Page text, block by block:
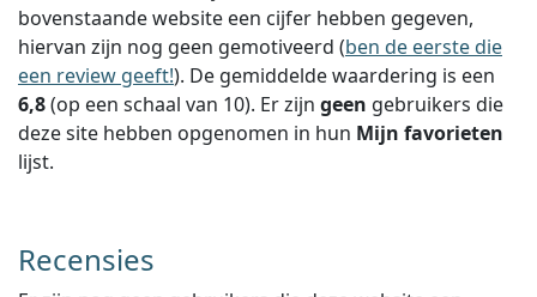
bovenstaande website een cijfer hebben gegeven,
hiervan zijn nog geen gemotiveerd (ben de eerste die
een review geeft!). De gemiddelde waardering is een
6,8(op een schaal van 10). Er zijn geen gebruikers die
deze site hebben opgenomen in hun Mijn favorieten
lijst.
Recensies